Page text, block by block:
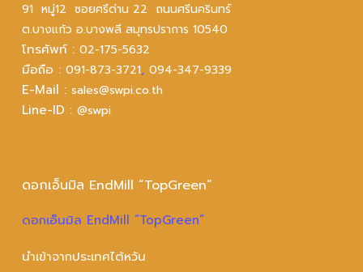
91 หมู่12 ซอยศรีด่าน 22 ถนนศรีนครินทร์
ต.บางแก้ว อ.บางพลี สมุทรปราการ 10540
โทรศัพท์ : 02-175-5632
มือถือ : 091-873-3721, 094-347-9339
E-Mail : sales@swpi.co.th
Line-ID : @swpi
ดอกเอ็นมิล EndMill “TopGreen”
ดอกเอ็นมิล EndMill “TopGreen”
นำเข้าจากประเทศไต้หวัน